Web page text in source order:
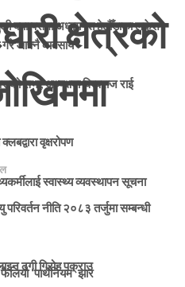
क्याम्पसमा अध्ययनत हेटौँडाका लकेश
आफ्नै व्यवसाय
सभा, अध्यक्षमा विश्वराज राई
वृक्षरोपण
परिवर्तन नीति २०८३ तर्जुमा सम्बन्धी
ठगी गिरोह पक्राउ
क्षेत्रको
स्वास्थ्य व्यवस्थापन सूचना
‘पार्थेनियम’ झार